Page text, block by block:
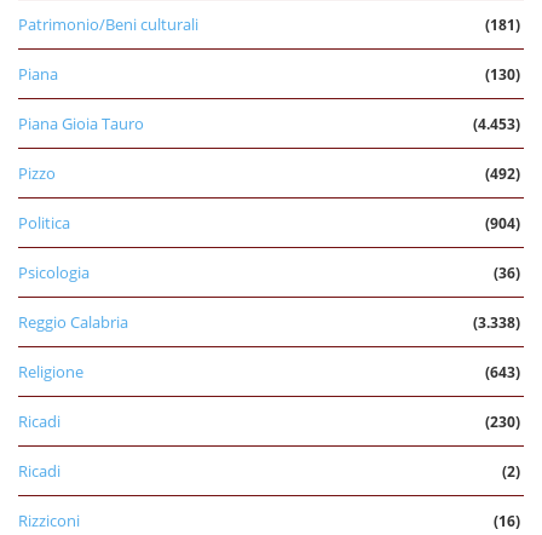
Patrimonio/Beni culturali (181)
Piana (130)
Piana Gioia Tauro (4.453)
Pizzo (492)
Politica (904)
Psicologia (36)
Reggio Calabria (3.338)
Religione (643)
Ricadi (230)
Ricadi (2)
Rizziconi (16)